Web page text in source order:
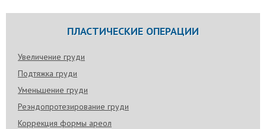
ПЛАСТИЧЕСКИЕ ОПЕРАЦИИ
Увеличение груди
Подтяжка груди
Уменьшение груди
Реэндопротезирование груди
Коррекция формы ареол